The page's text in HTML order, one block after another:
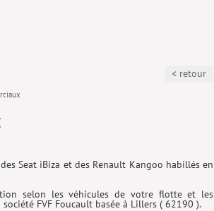
< retour
Seat iBiza et des Renault Kangoo habillés en
selon les véhicules de votre flotte et les
FVF Foucault basée à Lillers ( 62190 ).